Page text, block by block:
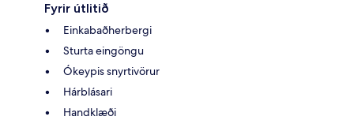
Fyrir útlitið
Einkabaðherbergi
Sturta eingöngu
Ókeypis snyrtivörur
Hárblásari
Handklæði